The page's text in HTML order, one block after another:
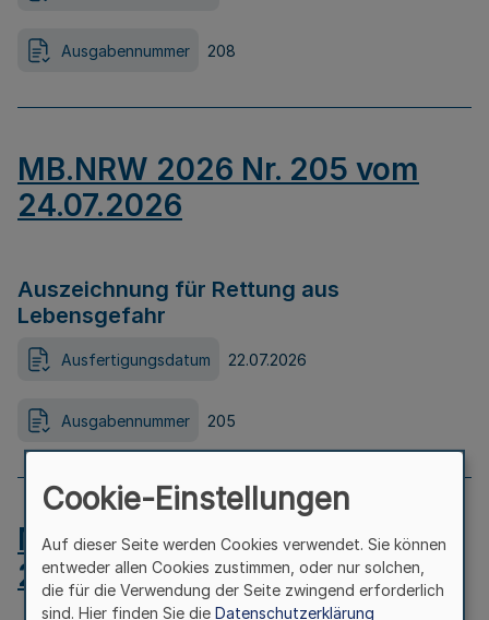
Ausgabennummer 208
MB.NRW 2026 Nr. 205 vom
24.07.2026
Auszeichnung für Rettung aus
Lebensgefahr
Ausfertigungsdatum 22.07.2026
Ausgabennummer 205
MB.NRW 2026 Nr. 204 vom
24.07.2026
Cookie-Einstellungen
Auf dieser Seite werden Cookies verwendet. Sie können
entweder allen Cookies zustimmen, oder nur solchen,
die für die Verwendung der Seite zwingend erforderlich
sind. Hier finden Sie die Datenschutzerklärung